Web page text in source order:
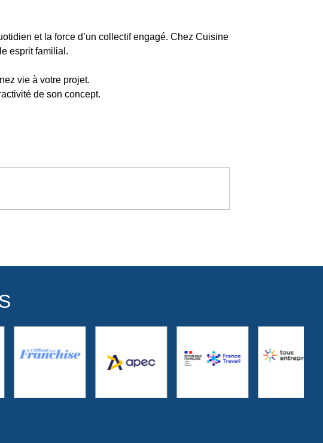
et la force d’un collectif engagé. Chez Cuisine
esprit familial.
vie à votre projet.
de son concept.